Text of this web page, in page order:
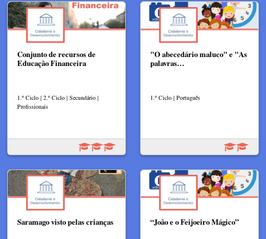
Conjunto de recursos de
Educação Financeira
1.º Ciclo | 2.º Ciclo | Secundário |
Profissionais
"O abecedário maluco" e "As
palavras…
1.º Ciclo | Português
Saramago visto pelas crianças “João e o Feijoeiro Mágico”